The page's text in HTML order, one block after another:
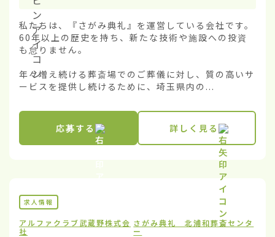
私たちは、『さがみ典礼』を運営している会社です。
60年以上の歴史を持ち、新たな技術や施設への投資
も怠りません。
年々増え続ける葬斎場でのご葬儀に対し、質の高いサ
ービスを提供し続けるために、埼玉県内の...
応募する 詳しく見る
求人情報
アルファクラブ武蔵野株式会
社
さがみ典礼 北浦和葬斎センタ
ー